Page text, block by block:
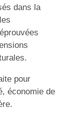
dans la
pour
économie de